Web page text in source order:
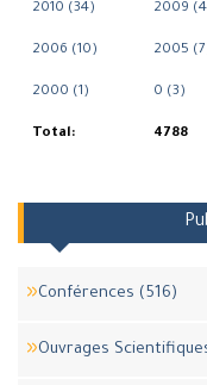
2010 (34) 2009
2006 (10) 2005
2000 (1) 0 (3)
Total: 4788
Conférences (516)
Ouvrages